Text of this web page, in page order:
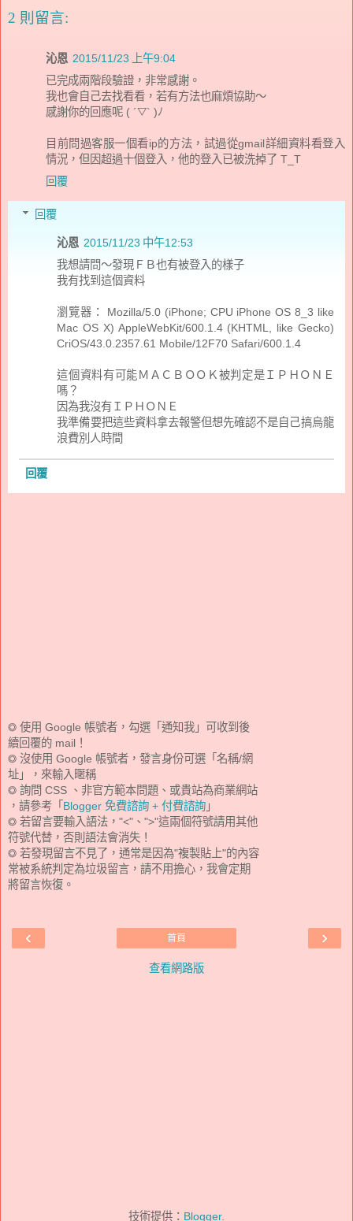
2 則留言:
沁恩 2015/11/23 上午9:04
已完成兩階段驗證，非常感謝。
我也會自己去找看看，若有方法也麻煩協助～
感謝你的回應呢 ( ´▽` )ﾉ
目前問過客服一個看ip的方法，試過從gmail詳細資料看登入
情況，但因超過十個登入，他的登入已被洗掉了 T_T
回覆
回覆
沁恩 2015/11/23 中午12:53
我想請問～發現ＦＢ也有被登入的樣子
我有找到這個資料
瀏覽器： Mozilla/5.0 (iPhone; CPU iPhone OS 8_3 like
Mac OS X) AppleWebKit/600.1.4 (KHTML, like Gecko)
CriOS/43.0.2357.61 Mobile/12F70 Safari/600.1.4
這個資料有可能ＭＡＣＢＯＯＫ被判定是ＩＰＨＯＮＥ
嗎？
因為我沒有ＩＰＨＯＮＥ
我準備要把這些資料拿去報警但想先確認不是自己搞烏龍
浪費別人時間
回覆
◎ 使用 Google 帳號者，勾選「通知我」可收到後
續回覆的 mail！
◎ 沒使用 Google 帳號者，發言身份可選「名稱/網
址」，來輸入暱稱
◎ 詢問 CSS 、非官方範本問題、或貴站為商業網站
，請參考「 Blogger 免費諮詢 + 付費諮詢 」
◎ 若留言要輸入語法，"<"、">"這兩個符號請用其他
符號代替，否則語法會消失！
◎ 若發現留言不見了，通常是因為"複製貼上"的內容
常被系統判定為垃圾留言，請不用擔心，我會定期
將留言恢復。
‹ ›
首頁
查看網路版
技術提供： Blogger.